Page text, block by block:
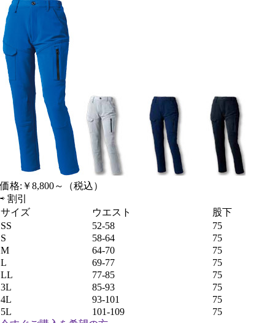
価格: ￥8,800～
（税込）
⇨ 割引
サイズ
ウエスト
股下
SS
52-58
75
S
58-64
75
M
64-70
75
L
69-77
75
LL
77-85
75
3L
85-93
75
4L
93-101
75
5L
101-109
75